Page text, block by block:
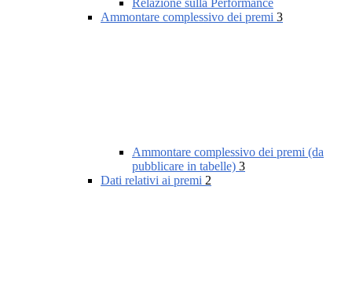
Relazione sulla Performance
Ammontare complessivo dei premi 3
Ammontare complessivo dei premi (da
pubblicare in tabelle) 3
Dati relativi ai premi 2